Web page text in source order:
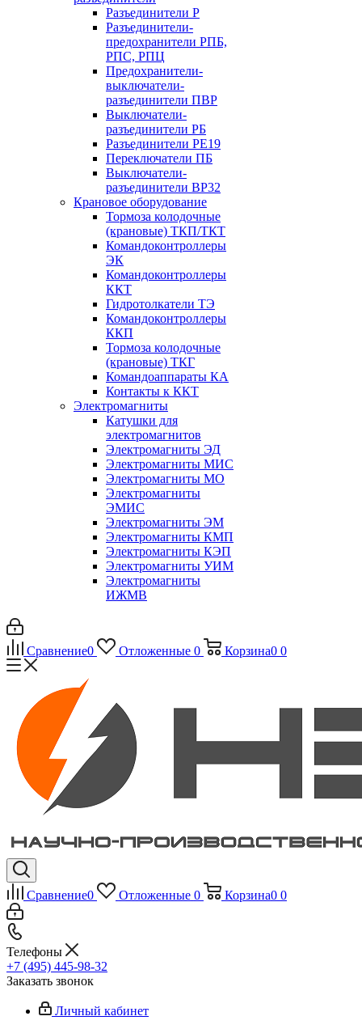
Разъединители Р
Разъединители-
предохранители РПБ,
РПС, РПЦ
Предохранители-
выключатели-
разъединители ПВР
Выключатели-
разъединители РБ
Разъединители РЕ19
Переключатели ПБ
Выключатели-
разъединители ВР32
Крановое оборудование
Тормоза колодочные
(крановые) ТКП/ТКТ
Командоконтроллеры
ЭК
Командоконтроллеры
ККТ
Гидротолкатели ТЭ
Командоконтроллеры
ККП
Тормоза колодочные
(крановые) ТКГ
Командоаппараты КА
Контакты к ККТ
Электромагниты
Катушки для
электромагнитов
Электромагниты ЭД
Электромагниты МИС
Электромагниты МО
Электромагниты
ЭМИС
Электромагниты ЭМ
Электромагниты КМП
Электромагниты КЭП
Электромагниты УИМ
Электромагниты
ИЖМВ
Сравнение0 Отложенные 0 Корзина0 0
Сравнение0 Отложенные 0 Корзина0 0
Телефоны
+7 (495) 445-98-32
Заказать звонок
Личный кабинет